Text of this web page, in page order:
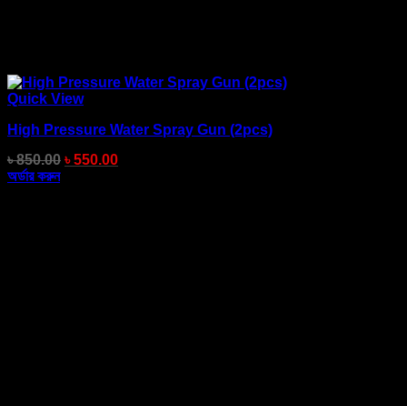
Quick View
High Pressure Water Spray Gun (2pcs)
৳850.00 ৳550.00
অর্ডার করুন